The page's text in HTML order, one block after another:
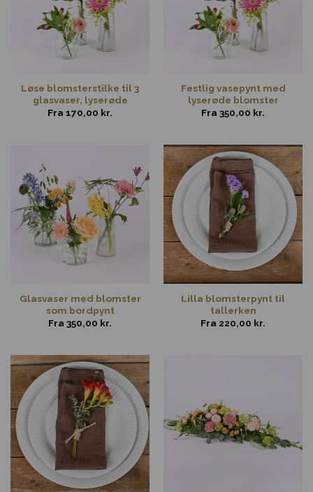
Løse blomsterstilke til 3
glasvaser, lyserøde
Fra 170,00 kr.
Festlig vasepynt med
lyserøde blomster
Fra 350,00 kr.
Glasvaser med blomster
som bordpynt
Fra 350,00 kr.
Lilla blomsterpynt til
tallerken
Fra 220,00 kr.